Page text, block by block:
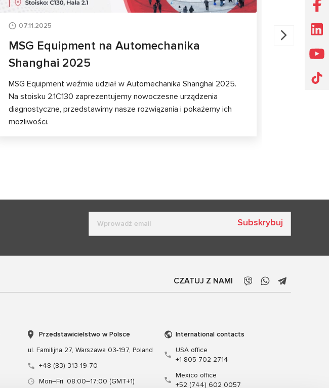
07.11.2025
MSG Equipment na Automechanika
Shanghai 2025
MSG Equipment weźmie udział w Automechanika Shanghai 2025.
Na stoisku 2.1C130 zaprezentujemy nowoczesne urządzenia
diagnostyczne, przedstawimy nasze rozwiązania i pokażemy ich
możliwości.
09.10.2025
MSG
urządzenia
Subskrybuj
CZATUJ Z NAMI
Przedstawicielstwo w Polsce
ul. Familijna 27, Warszawa 03-197, Poland
+48 (83) 313-19-70
Mon–Fri, 08:00–17:00 (GMT+1)
International contacts
USA office
+1 805 702 2714
Mexico office
+52 (744) 602 0057